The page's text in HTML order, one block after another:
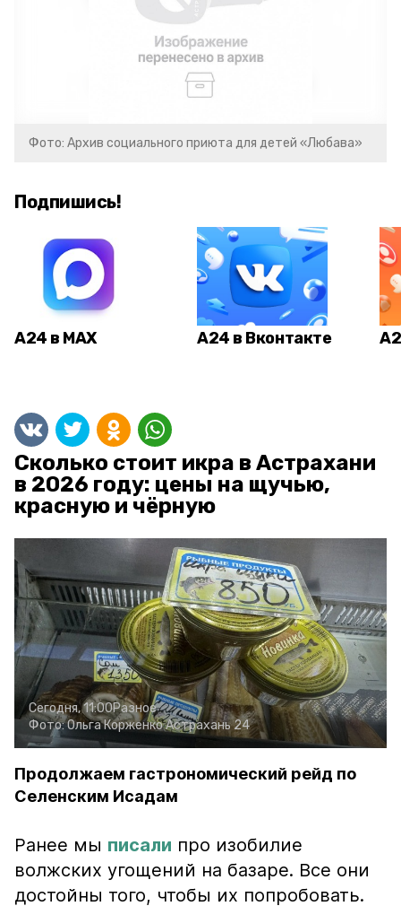
Фото: Архив социального приюта для детей «Любава»
Подпишись!
А24 в MAX А24 в Вконтакте
Сколько стоит икра в Астрахани
в 2026 году: цены на щучью,
красную и чёрную
Сегодня, 11:00Разное
Фото:Ольга КорженкоАстрахань 24
Продолжаем гастрономический рейд по
Селенским Исадам
Ранее мы писали про изобилие
волжских угощений на базаре. Все они
достойны того, чтобы их попробовать.